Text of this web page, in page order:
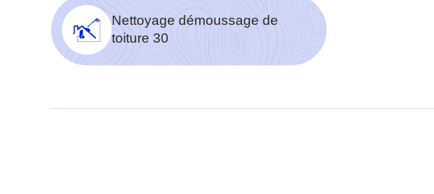
Nettoyage démoussage de
toiture 30